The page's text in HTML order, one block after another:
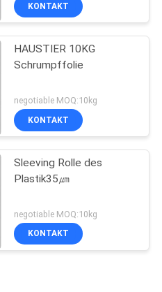
KONTAKT
HAUSTIER 10KG
Schrumpffolie
negotiable MOQ:10kg
KONTAKT
Sleeving Rolle des
Plastik35㎛
negotiable MOQ:10kg
KONTAKT